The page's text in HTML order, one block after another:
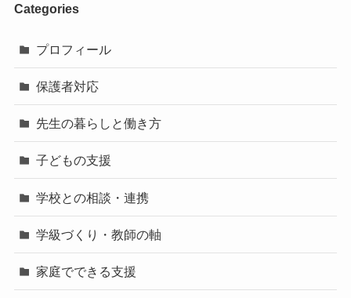
Categories
プロフィール
保護者対応
先生の暮らしと働き方
子どもの支援
学校との相談・連携
学級づくり・教師の軸
家庭でできる支援